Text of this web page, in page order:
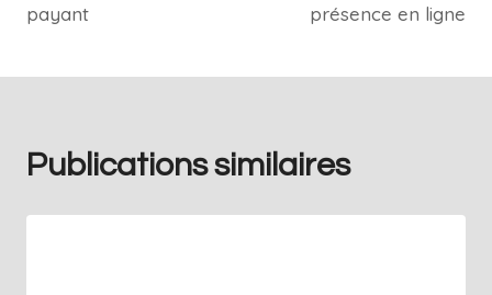
payant
présence en ligne
Publications similaires